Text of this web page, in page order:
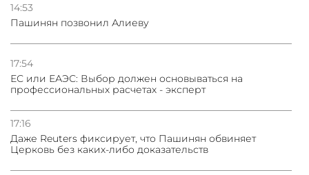
14:53
Пашинян позвонил Алиеву
17:54
ЕС или ЕАЭС: Выбор должен основываться на
профессиональных расчетах - эксперт
17:16
Даже Reuters фиксирует, что Пашинян обвиняет
Церковь без каких-либо доказательств
Азербайджане
31.07.2026
Сотрудничество и очереди – детали визита главы
погрануправления СНБ Армении в Тбилиси